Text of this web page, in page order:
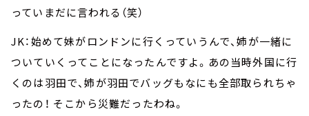
っていまだに言われる（笑）
JK：始めて妹がロンドンに行くっていうんで、姉が一緒に
ついていくってことになったんですよ。あの当時外国に行
くのは羽田で、姉が羽田でバッグもなにも全部取られちゃ
ったの！ そこから災難だったわね。